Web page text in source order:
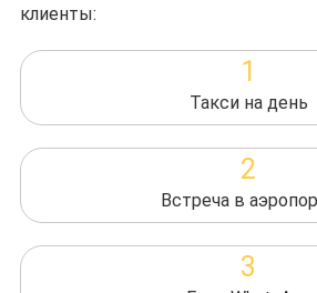
клиенты:
1
Такси на день
2
Встреча в
3